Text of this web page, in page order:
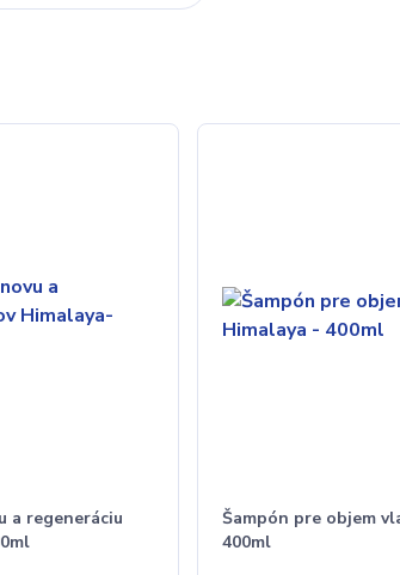
a regeneráciu
Šampón pre objem
400ml